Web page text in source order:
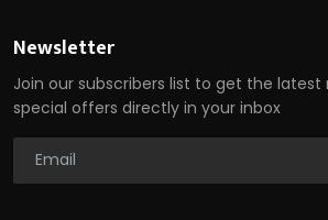
Newsletter
Join our subscribers list to get the latest
special offers directly in your inbox